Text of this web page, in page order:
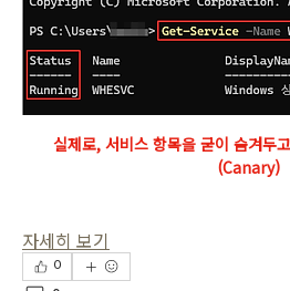
실제로, 서비스 항목을 굳이 숨겨두
(Canary)
자세히 보기
0
소개
그룹에 오신 것을 환영합니다. 다른 회
신, 동영상 공유 등의 활동을 시작하세요.